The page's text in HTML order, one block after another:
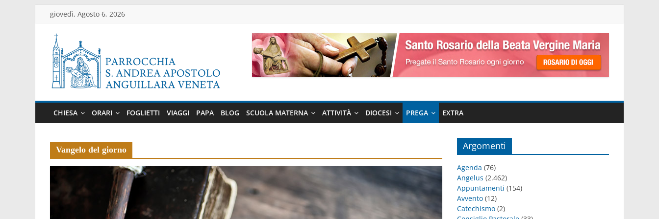
Salta
contenuto
giovedì, Agosto 6, 2026
Parrocchia
di
Anguillara
Veneta
ufficiale
della
CHIESA ORARI FOGLIETTI VIAGGI PAPA BLOG SCUOLA MATERNA ATTIVITÀ DIOCESI PREGA EXTRA
Vangelo del giorno Argomenti
Agenda (76)
Angelus (2.462)
Appuntamenti (154)
Avvento (12)
Catechismo (2)